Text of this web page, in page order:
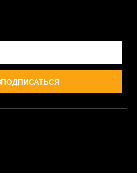
ПОДПИСАТЬСЯ